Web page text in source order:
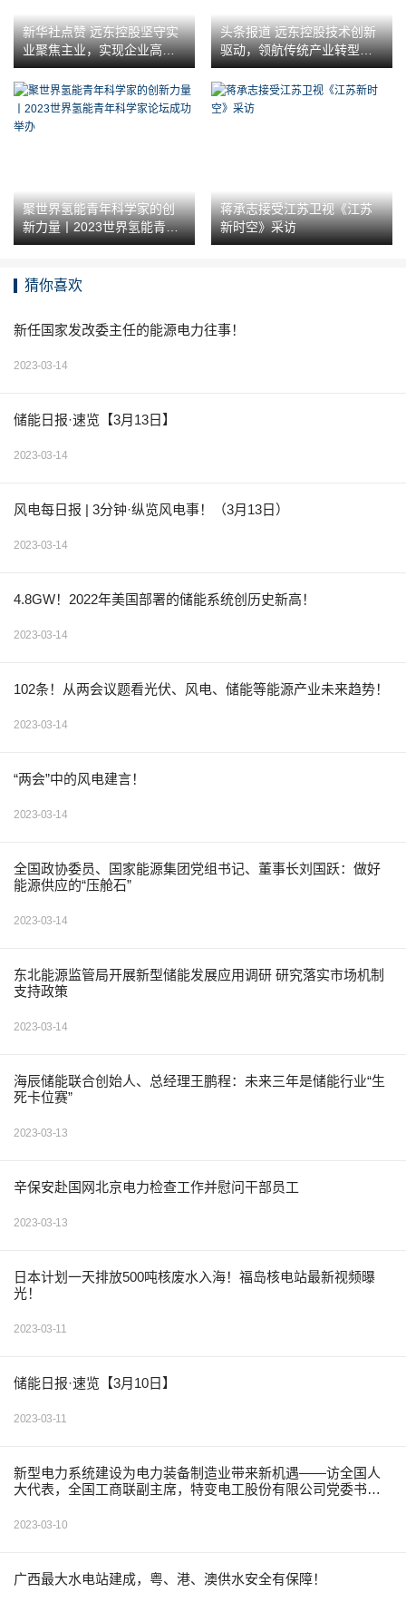
新华社点赞 远东控股坚守实
业聚焦主业，实现企业高质
量发展
头条报道 远东控股技术创新
驱动，领航传统产业转型升
级的新时代
聚世界氢能青年科学家的创
新力量丨2023世界氢能青年
科学家论坛成功举办
蒋承志接受江苏卫视《江苏
新时空》采访
猜你喜欢
新任国家发改委主任的能源电力往事！
2023-03-14
储能日报·速览【3月13日】
2023-03-14
风电每日报 | 3分钟·纵览风电事！（3月13日）
2023-03-14
4.8GW！2022年美国部署的储能系统创历史新高！
2023-03-14
102条！从两会议题看光伏、风电、储能等能源产业未来趋势！
2023-03-14
“两会”中的风电建言！
2023-03-14
全国政协委员、国家能源集团党组书记、董事长刘国跃：做好
能源供应的“压舱石”
2023-03-14
东北能源监管局开展新型储能发展应用调研 研究落实市场机制
支持政策
2023-03-14
海辰储能联合创始人、总经理王鹏程：未来三年是储能行业“生
死卡位赛”
2023-03-13
辛保安赴国网北京电力检查工作并慰问干部员工
2023-03-13
日本计划一天排放500吨核废水入海！福岛核电站最新视频曝
光！
2023-03-11
储能日报·速览【3月10日】
2023-03-11
新型电力系统建设为电力装备制造业带来新机遇——访全国人
大代表，全国工商联副主席，特变电工股份有限公司党委书
2023-03-10
广西最大水电站建成，粤、港、澳供水安全有保障！